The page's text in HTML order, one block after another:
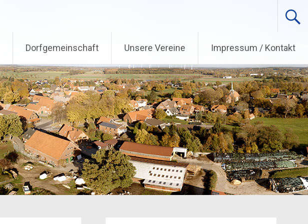
Dorfgemeinschaft Unsere Vereine Impressum / Kontakt